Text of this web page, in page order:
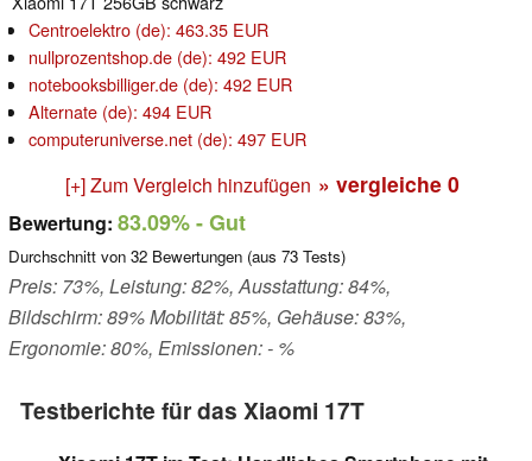
Centroelektro (de): 463.35 EUR
nullprozentshop.de (de): 492 EUR
notebooksbilliger.de (de): 492 EUR
Alternate (de): 494 EUR
computeruniverse.net (de): 497 EUR
[+] Zum Vergleich hinzufügen » vergleiche 0
Bewertung: 83.09%- Gut
Durchschnitt von 32 Bewertungen (aus 73 Tests)
Preis: 73%, Leistung: 82%, Ausstattung: 84%,
Bildschirm: 89% Mobilität: 85%, Gehäuse: 83%,
Ergonomie: 80%, Emissionen: - %
Testberichte für das Xiaomi 17T